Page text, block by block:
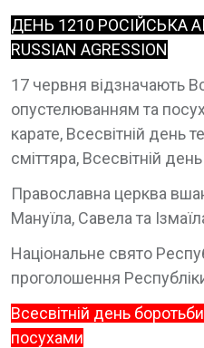
ДЕНЬ 1210 РОСІЙСЬКА
RUSSIAN AGRESSION
17 червня відзначають
опустелюванням та
карате, Всесвітній день
сміттяра, Всесвітній
Православна церква
Мануїла, Савела та
Національне свято
проголошення
Всесвітній день
посухами